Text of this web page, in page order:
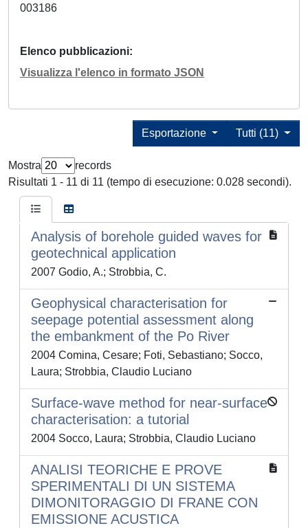
003186
Elenco pubblicazioni
Visualizza l'elenco in formato JSON
Tutti (11)
Esportazione
Mostra
records
Risultati 1 - 11 di 11 (tempo di esecuzione: 0.028 secondi).
Analysis of borehole guided waves for
geotechnical application
2007 Godio, A.; Strobbia, C.
Geophysical characterisation for
seepage potential assessment along
the embankment of the Po River
2004 Comina, Cesare; Foti, Sebastiano; Socco,
Laura; Strobbia, Claudio Luciano
Surface-wave method for near-surface
characterisation: a tutorial
2004 Socco, Laura; Strobbia, Claudio Luciano
ANALISI TEORICHE E PROVE
SPERIMENTALI DI UN SISTEMA
DIMONITORAGGIO DI FRANE CON
EMISSIONE ACUSTICA